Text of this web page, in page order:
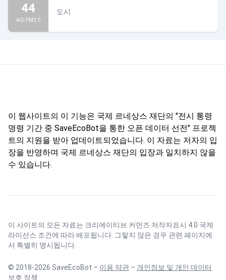
44
AQI PM2.5
도시
이 웹사이트의 이 기능은 국제 르네상스 재단의 "전시 통령
명령 기간 중 SaveEcoBot을 통한 오픈 데이터 선전" 프로젝
트의 지원을 받아 업데이트되었습니다. 이 자료는 저자의 입
장을 반영하며 국제 르네상스 재단의 입장과 일치하지 않을
수 있습니다.
이 사이트의 모든 자료는 크리에이티브 커먼즈 저작자표시 4.0 국제
라이선스 조건에 따라 배포됩니다. 그렇지 않은 경우 관련 페이지에
서 특별히 명시됩니다.
© 2018-2026 SaveEcoBot – 이용 약관 – 개인정보 및 개인 데이터
보호 정책